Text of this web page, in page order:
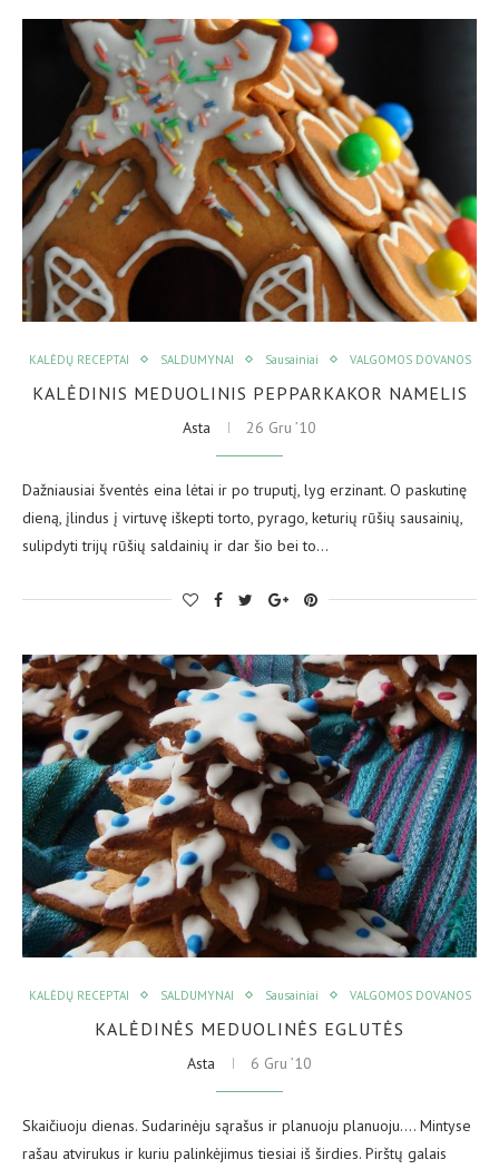
KALĖDŲ RECEPTAI SALDUMYNAI Sausainiai VALGOMOS DOVANOS
KALĖDINIS MEDUOLINIS PEPPARKAKOR NAMELIS
Asta 26 Gru ’10
Dažniausiai šventės eina lėtai ir po truputį, lyg erzinant. O paskutinę
dieną, įlindus į virtuvę iškepti torto, pyrago, keturių rūšių sausainių,
sulipdyti trijų rūšių saldainių ir dar šio bei to…
KALĖDŲ RECEPTAI SALDUMYNAI Sausainiai VALGOMOS DOVANOS
KALĖDINĖS MEDUOLINĖS EGLUTĖS
Asta 6 Gru ’10
Skaičiuoju dienas. Sudarinėju sąrašus ir planuoju planuoju…. Mintyse
rašau atvirukus ir kuriu palinkėjimus tiesiai iš širdies. Pirštų galais